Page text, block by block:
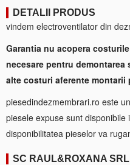
DETALII PRODUS
vindem electroventilator din
Garantia nu acopera
necesare pentru
alte costuri aferente montarii
piesedindezmembrari.ro este
piesele expuse sunt disponibile
disponibilitatea pieselor va
SC RAUL&ROXANA SRL